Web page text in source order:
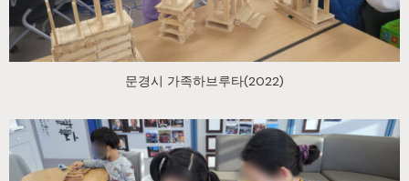
문경시 가족하브루타(2022)